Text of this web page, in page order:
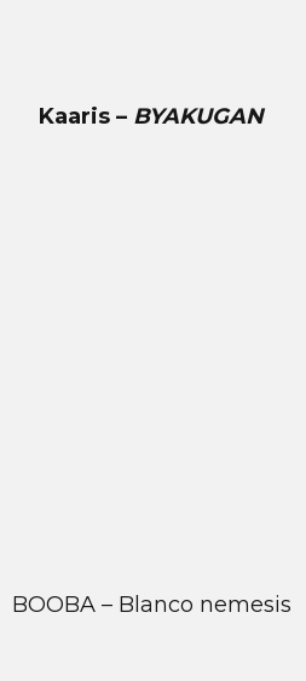
Kaaris – BYAKUGAN
BOOBA – Blanco nemesis